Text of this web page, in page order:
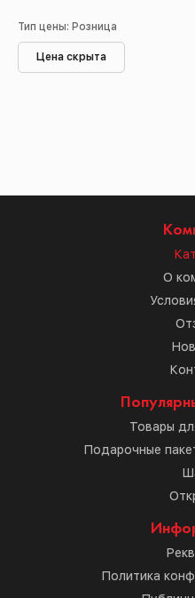
Тип цены: Розница
Цена скрыта
О
Товары
Подарочные
Политика